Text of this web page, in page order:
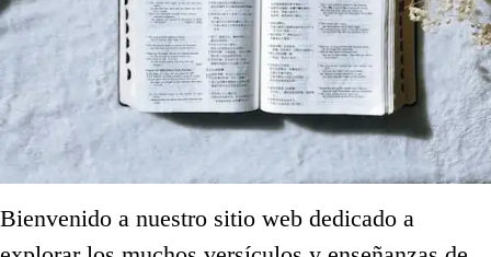
Bienvenido a nuestro sitio web dedicado a